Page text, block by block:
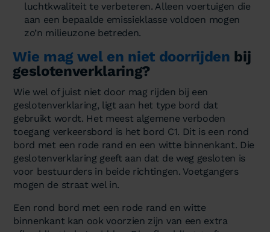
luchtkwaliteit te verbeteren. Alleen voertuigen die
aan een bepaalde emissieklasse voldoen mogen
zo’n milieuzone betreden.
Wie mag wel en niet doorrijden bij
geslotenverklaring?
Wie wel of juist niet door mag rijden bij een
geslotenverklaring, ligt aan het type bord dat
gebruikt wordt. Het meest algemene verboden
toegang verkeersbord is het bord C1. Dit is een rond
bord met een rode rand en een witte binnenkant. Die
geslotenverklaring geeft aan dat de weg gesloten is
voor bestuurders in beide richtingen. Voetgangers
mogen de straat wel in.
Een rond bord met een rode rand en witte
binnenkant kan ook voorzien zijn van een extra